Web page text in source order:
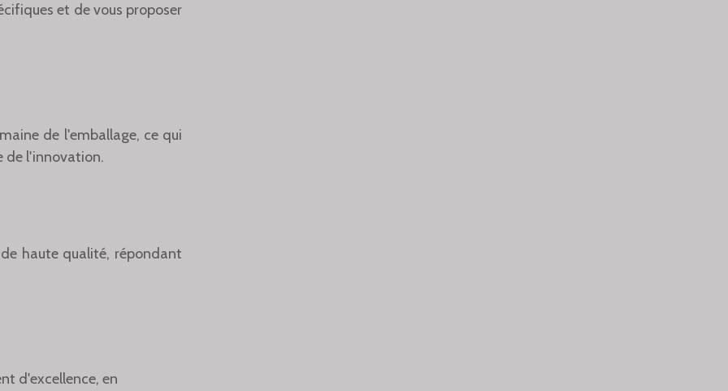
et de vous proposer
de l'emballage, ce qui
de l'innovation.
haute qualité, répondant
d'excellence, en